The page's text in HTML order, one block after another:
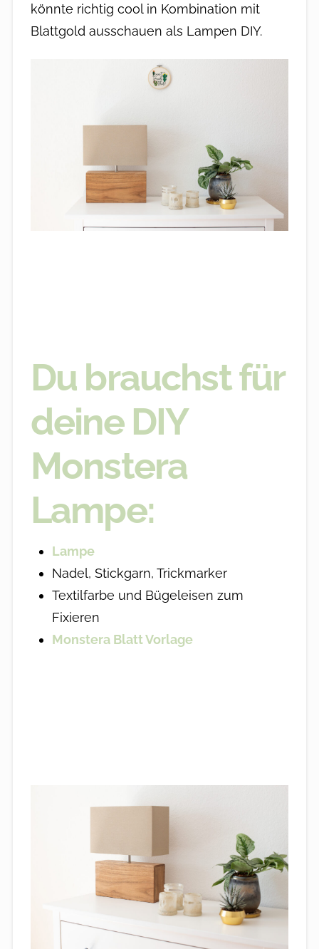
könnte richtig cool in Kombination mit
Blattgold ausschauen als Lampen DIY.
Du brauchst für
deine DIY
Monstera
Lampe:
Lampe
Nadel, Stickgarn, Trickmarker
Textilfarbe und Bügeleisen zum
Fixieren
Monstera Blatt Vorlage